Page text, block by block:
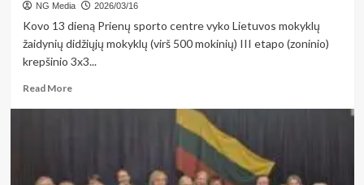
NG Media 2026/03/16
Kovo 13 dieną Prienų sporto centre vyko Lietuvos mokyklų
žaidynių didžiųjų mokyklų (virš 500 mokinių) III etapo (zoninio)
krepšinio 3x3...
Read MoreRead
krepšininkai